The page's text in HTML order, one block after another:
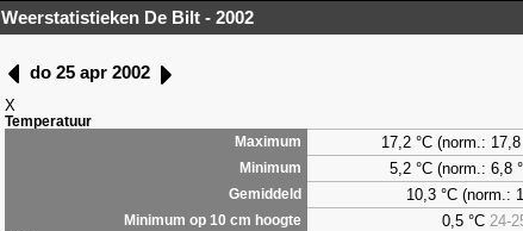
Weerstatistieken De Bilt - 2002
do 25 apr 2002
X
Temperatuur
Maximum
17,2 °C (norm.: 17,8
Minimum 5,2°C (norm.: 6,8
Gemiddeld 10,3 °C (norm.:
Minimum op 10 cm hoogte 0,5 °C 24-